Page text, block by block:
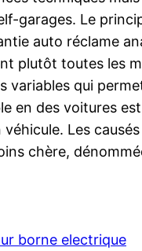
garages. Le
auto réclame
plutôt toutes les
variables qui
en des voitures
Les
chère,
borne electrique